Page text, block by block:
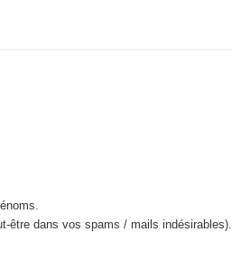
être dans vos spams / mails indésirables).